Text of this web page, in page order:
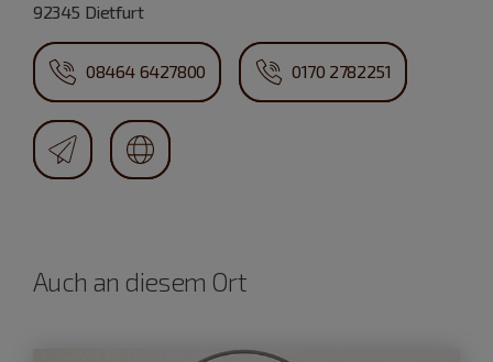
92345 Dietfurt
08464 6427800 0170 2782251
Auch an diesem Ort